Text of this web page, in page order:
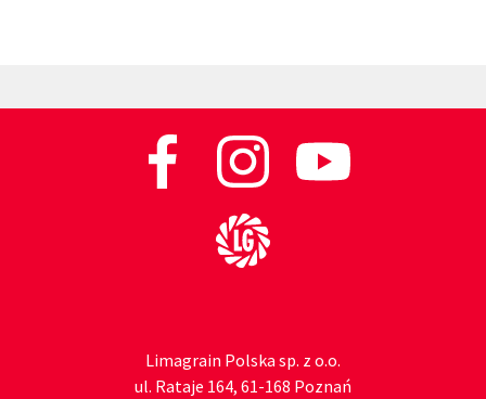
Limagrain Polska sp. z o.o.
ul. Rataje 164, 61-168 Poznań